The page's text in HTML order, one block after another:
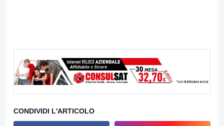
CONDIVIDI L'ARTICOLO